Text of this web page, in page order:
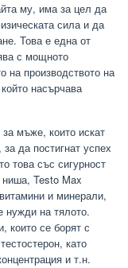
му, има за цел да
сила и да
Това е една от
с мощното
на производството на
насърчава
мъже, които искат
да постигнат успех
това със сигурност
Testo Max
и минерали,
нужди на тялото.
които се борят с
като
и т.н.